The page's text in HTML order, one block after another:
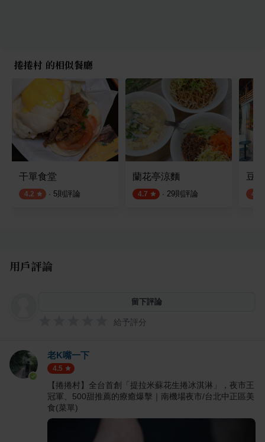
捲捲村 的相似餐廳
干單食堂
4.2 · 5則評論
蘭花亭涼麵
4.7 · 29則評論
豆
4.3
用戶評論
留下評論
給予評分
老K嘴一下
4.5
【捲捲村】全台首創「提拉米蘇花生捲冰淇淋」，夜市王
冠軍、500甜推薦的療癒爆擊｜南機場夜市/台北中正區美
食(菜單)